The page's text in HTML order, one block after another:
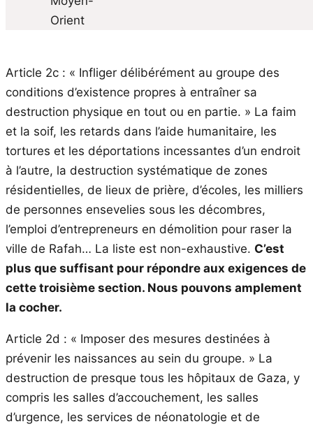
Article 2c : « Infliger délibérément au groupe des
conditions d’existence propres à entraîner sa
destruction physique en tout ou en partie. » La faim
et la soif, les retards dans l’aide humanitaire, les
tortures et les déportations incessantes d’un endroit
à l’autre, la destruction systématique de zones
résidentielles, de lieux de prière, d’écoles, les milliers
de personnes ensevelies sous les décombres,
l’emploi d’entrepreneurs en démolition pour raser la
ville de Rafah… La liste est non-exhaustive. C’est
plus que suffisant pour répondre aux exigences de
cette troisième section. Nous pouvons amplement
la cocher.
Article 2d : « Imposer des mesures destinées à
prévenir les naissances au sein du groupe. » La
destruction de presque tous les hôpitaux de Gaza, y
compris les salles d’accouchement, les salles
d’urgence, les services de néonatologie et de